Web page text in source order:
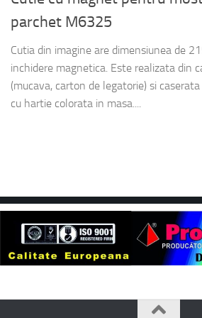
parchet M6325
Cutia din imagine are dimensiunea de
inchidere magnetica. Este realizata din
(mucava, carton de legatorie) si
cu hartie colorata in masa....